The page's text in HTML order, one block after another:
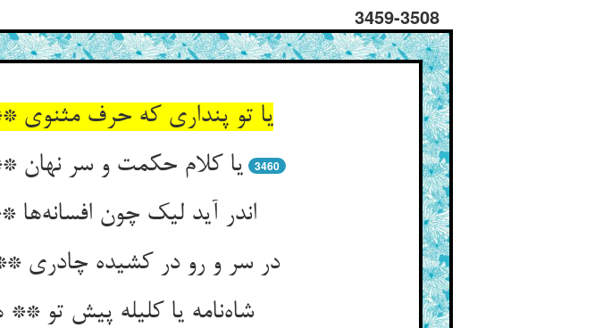
3459-3508
یا تو پنداری که حرف مثنوی
یا کلام حکمت و سر نهان
3460
اندر آید لیک چون افسانه‌ها
در سر و رو در کشیده چادری
شاه‌نامه یا کلیله پیش تو